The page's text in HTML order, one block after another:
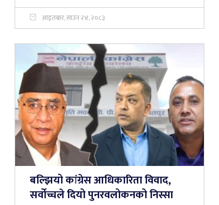
आइतबार, साउन २४, २०८३
बल्झियो कांग्रेस आधिकारिता विवाद,
सर्वोच्चले दियो पुनरवलोकनको निस्सा